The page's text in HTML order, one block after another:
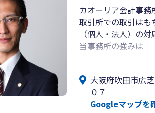
カオーリア会計事務
取引所での取引はも
（個人・法人）の対
当事務所の強みは
１．多種多様な暗
３．暗号資産・NFT
４．暗号資産・
５．暗号資産、FX
大阪府吹田市広
０７
Googleマップを